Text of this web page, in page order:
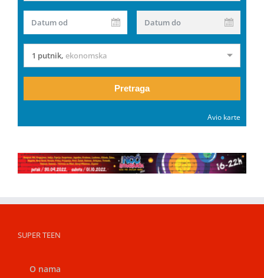
Datum od Datum do
1 putnik, ekonomska
Pretraga
Avio karte
SUPER TEEN
O nama